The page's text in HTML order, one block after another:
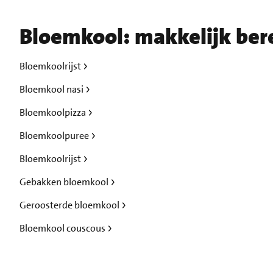
Bloemkool: makkelijk
Bloemkoolrijst
Bloemkool nasi
Bloemkoolpizza
Bloemkoolpuree
Bloemkoolrijst
Gebakken bloemkool
Geroosterde bloemkool
Bloemkool couscous